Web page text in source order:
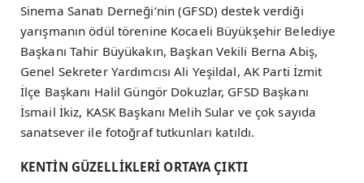
Sinema Sanatı Derneği’nin (GFSD) destek verdiği
yarışmanın ödül törenine Kocaeli Büyükşehir Belediye
Başkanı Tahir Büyükakın, Başkan Vekili Berna Abiş,
Genel Sekreter Yardımcısı Ali Yeşildal, AK Parti İzmit
İlçe Başkanı Halil Güngör Dokuzlar, GFSD Başkanı
İsmail İkiz, KASK Başkanı Melih Sular ve çok sayıda
sanatsever ile fotoğraf tutkunları katıldı.
KENTİN GÜZELLİKLERİ ORTAYA ÇIKTI